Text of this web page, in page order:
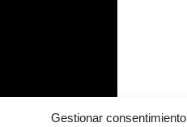
Gestionar consentimiento